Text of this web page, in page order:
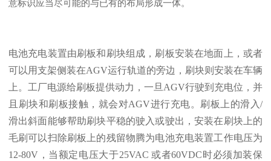
意标识应当尽可能的与已有的布局形成一体。
电池充电装置由刷板和刷块组成，刷板安装在地面上，或者
可以用支架侧装在AGV运行轨道的旁边，刷块则安装在车辆
上。工厂电源给刷板提供动力，一旦AGV行驶到充电位，并
且刷块和刷板接触，就会对AGV进行充电。刷板上的滑入/
滑出斜面能够帮助刷块平稳的驶入或驶出，安装在刷块上的
毛刷可以扫除刷板上的残留物腾为电池充电装置工作电压为
12-80V，当额定电压大于25VAC 或者60VDC时必须加装保